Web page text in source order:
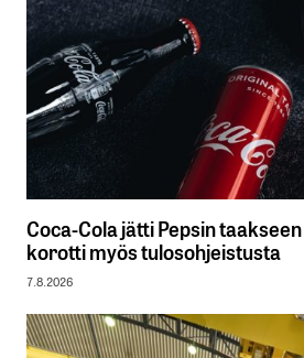
Coca-Cola jätti Pepsin
korotti myös tulosohjeistusta
7.8.2026